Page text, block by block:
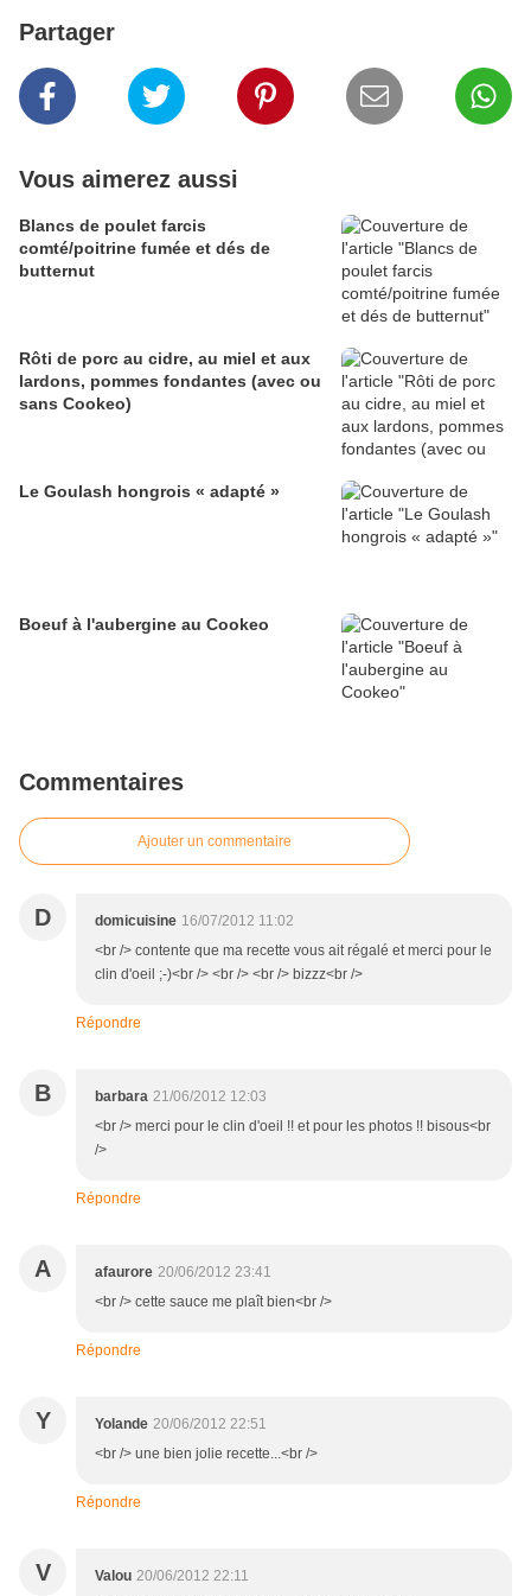
Partager
Vous aimerez aussi
Blancs de poulet farcis
comté/poitrine fumée et dés de
butternut
Rôti de porc au cidre, au miel et aux
lardons, pommes fondantes (avec ou
sans Cookeo)
Le Goulash hongrois « adapté »
Boeuf à l'aubergine au Cookeo
Commentaires
Ajouter un commentaire
D domicuisine 16/07/2012 11:02
<br /> contente que ma recette vous ait régalé et merci pour le
clin d'oeil ;-)<br /> <br /> <br /> bizzz<br />
Répondre
B barbara 21/06/2012 12:03
<br /> merci pour le clin d'oeil !! et pour les photos !! bisous<br
/>
Répondre
A afaurore 20/06/2012 23:41
<br /> cette sauce me plaît bien<br />
Répondre
Y Yolande 20/06/2012 22:51
<br /> une bien jolie recette...<br />
Répondre
V Valou 20/06/2012 22:11